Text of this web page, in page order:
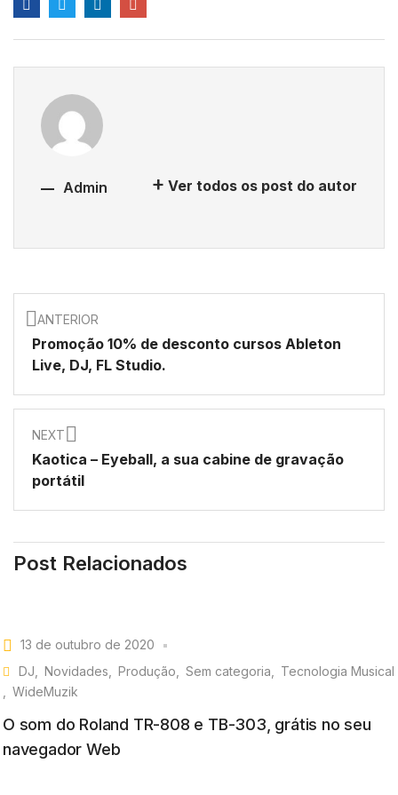
Admin Ver todos os post do autor
ANTERIOR
Promoção 10% de desconto cursos Ableton
Live, DJ, FL Studio.
NEXT
Kaotica – Eyeball, a sua cabine de gravação
portátil
Post Relacionados
13 de outubro de 2020
DJ
Novidades Produção Sem categoria
Tecnologia Musical
WideMuzik
O som do Roland TR-808 e TB-303, grátis no seu
navegador Web